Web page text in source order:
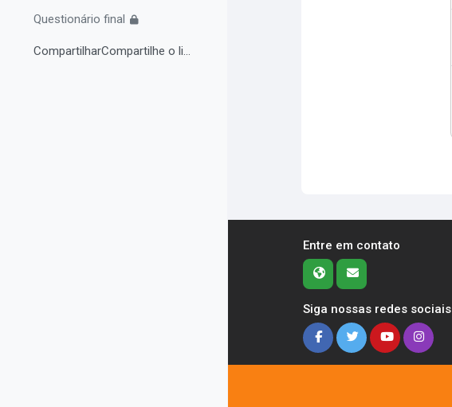
Questionário final
CompartilharCompartilhe o link do curso em suas re...
Entre em contato
Siga nossas redes sociais